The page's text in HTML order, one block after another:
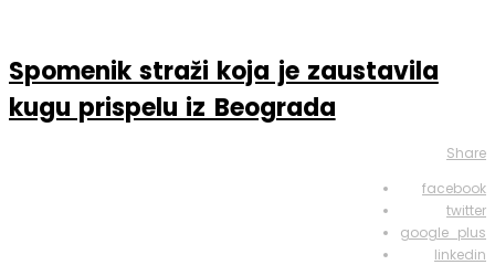
Spomenik straži koja je zaustavila
kugu prispelu iz Beograda
Share
facebook
twitter
google_plus
linkedin